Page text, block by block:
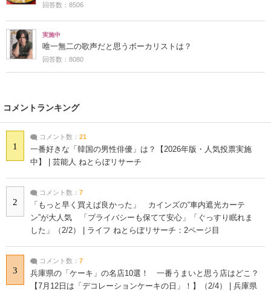
回答数：8506
実施中
唯一無二の歌声だと思うボーカリストは？
回答数：8080
コメントランキング
1
コメント数： 21
一番好きな「韓国の男性俳優」は？【2026年版・人気投票実施
中】 | 芸能人 ねとらぼリサーチ
2
コメント数： 7
「もっと早く買えば良かった」 カインズの“車内遮光カーテ
ン”が大人気 「プライバシーも保てて安心」「ぐっすり眠れま
した」（2/2） | ライフ ねとらぼリサーチ：2ページ目
3
コメント数： 7
兵庫県の「ケーキ」の名店10選！ 一番うまいと思う店はどこ？
【7月12日は「デコレーションケーキの日」！】（2/4） | 兵庫県